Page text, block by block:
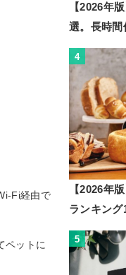
Fi経由で
ペットに
【2026年
選。長時間
4
【2026年
ランキン
5